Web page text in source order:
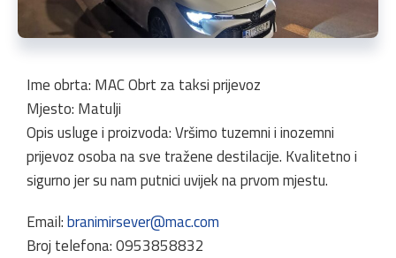
Ime obrta: MAC Obrt za taksi prijevoz
Mjesto: Matulji
Opis usluge i proizvoda: Vršimo tuzemni i inozemni
prijevoz osoba na sve tražene destilacije. Kvalitetno i
sigurno jer su nam putnici uvijek na prvom mjestu.
Email:branimirsever@mac.com
Broj telefona: 0953858832